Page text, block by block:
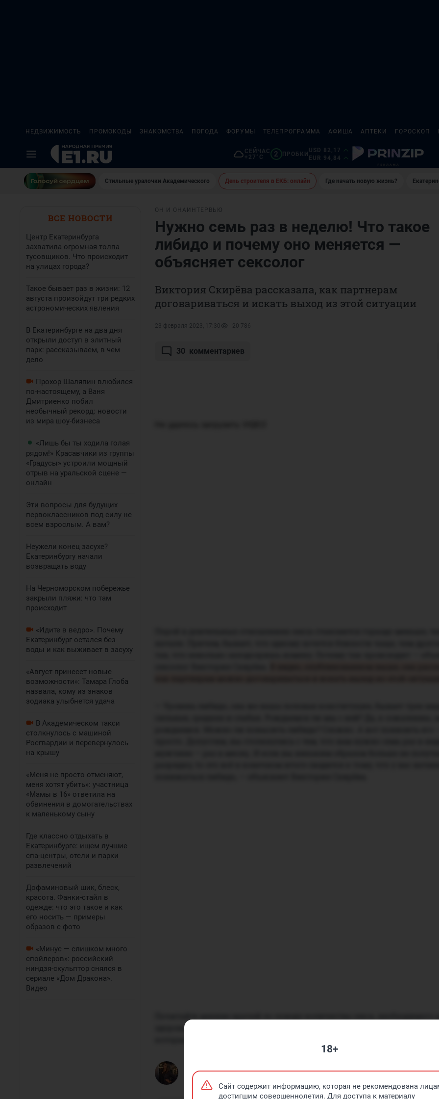
НЕДВИЖИМОСТЬ ПРОМОКОДЫ ЗНАКОМСТВА ПОГОДА ФОРУМЫ ТЕЛЕПРОГРАММА АФИША АПТЕКИ ГОРОСКОП
СЕЙЧАС
+27°C
2 ПРОБКИ
USD 82,17
EUR 94,84
Стильные уралочки Академического День строителя в ЕКБ: онлайн Где начать новую жизнь?
ВСЕ НОВОСТИ
Центр Екатеринбурга
захватила огромная толпа
тусовщиков. Что происходит
на улицах города?
Такое бывает раз в жизни: 12
августа произойдут три редких
астрономических явления
В Екатеринбурге на два дня
открыли доступ в элитный
парк: рассказываем, в чем
дело
Прохор Шаляпин влюбился
по-настоящему, а Ваня
Дмитриенко побил
необычный рекорд: новости
из мира шоу-бизнеса
«Лишь бы ты ходила голая
рядом!» Красавчики из группы
«Градусы» устроили мощный
отрыв на уральской сцене —
онлайн
Эти вопросы для будущих
первоклассников под силу не
всем взрослым. А вам?
Неужели конец засухе?
Екатеринбургу начали
возвращать воду
На Черноморском побережье
закрыли пляжи: что там
происходит
«Идите в ведро». Почему
Екатеринбург остался без
воды и как выживает в засуху
«Август принесет новые
возможности»: Тамара Глоба
назвала, кому из знаков
зодиака улыбнется удача
В Академическом такси
столкнулось с машиной
Росгвардии и перевернулось
на крышу
«Меня не просто отменяют,
меня хотят убить»: участница
«Мамы в 16» ответила на
обвинения в домогательствах
к маленькому сыну
Где классно отдыхать в
Екатеринбурге: ищем лучшие
спа-центры, отели и парки
развлечений
Дофаминовый шик, блеск,
красота. Фанки-стайл в
одежде: что это такое и как
его носить — примеры
образов с фото
«Минус — слишком много
спойлеров»: российский
ниндзя-скульптор снялся в
сериале «Дом Дракона».
Видео
ОН И ОНА ИНТЕРВЬЮ
Нужно семь раз в неделю! Что такое
либидо и почему оно меняется —
объясняет сексолог
Виктория Скирёва рассказала, как партнерам
договариваться и искать выход из этой ситуации
23 февраля 2023, 17:30 20 786
30 комментариев
здоровья человека. А еще сексолог назвала
Видеоредактор
18+
Сайт содержит информацию, которая не рекомендована
достигшим совершеннолетия. Для доступа к материалу